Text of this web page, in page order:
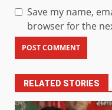
Save my name,
browser for the
RELATED STORIES